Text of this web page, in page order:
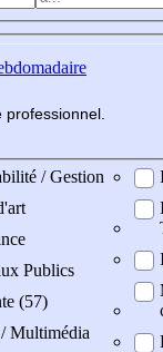
professionnel
/ Gestion
Publics
(57)
Multimédia